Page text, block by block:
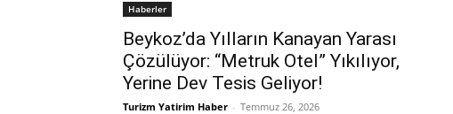
Haberler
Beykoz’da Yılların Kanayan Yarası
Çözülüyor: “Metruk Otel” Yıkılıyor,
Yerine Dev Tesis Geliyor!
Turizm Yatirim Haber - Temmuz 26, 2026